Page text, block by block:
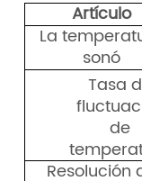
Artículo
La
sonó
Tasa
de
Resolución